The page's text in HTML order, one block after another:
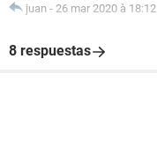
juan - 26 mar 2020 à 18:12
8 respuestas